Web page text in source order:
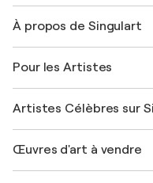
Expédition
Offrir une carte cadeau
Rejoignez notre
Mon compte
+33 1 76 44 06 42
À propos de Singulart
FAQ
Magazine Singulart
Emplois
Découvrez une
Pour les Artistes
Se connecter en tant
Artistes Célèbres sur
Marc Chagall
Œuvres d'art à vendre